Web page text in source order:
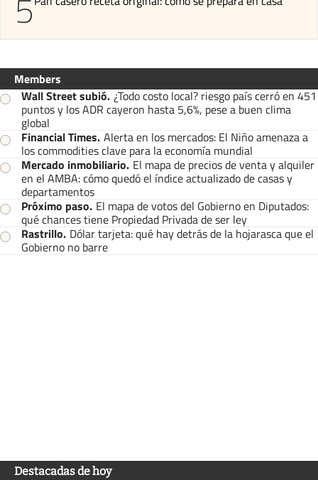
Members
Wall Street subió. ¿Todo costo local? riesgo país cerró en 451
puntos y los ADR cayeron hasta 5,6%, pese a buen clima
global
Financial Times. Alerta en los mercados: El Niño amenaza a
los commodities clave para la economía mundial
Mercado inmobiliario. El mapa de precios de venta y alquiler
en el AMBA: cómo quedó el índice actualizado de casas y
departamentos
Próximo paso. El mapa de votos del Gobierno en Diputados:
qué chances tiene Propiedad Privada de ser ley
Rastrillo. Dólar tarjeta: qué hay detrás de la hojarasca que el
Gobierno no barre
Destacadas de hoy